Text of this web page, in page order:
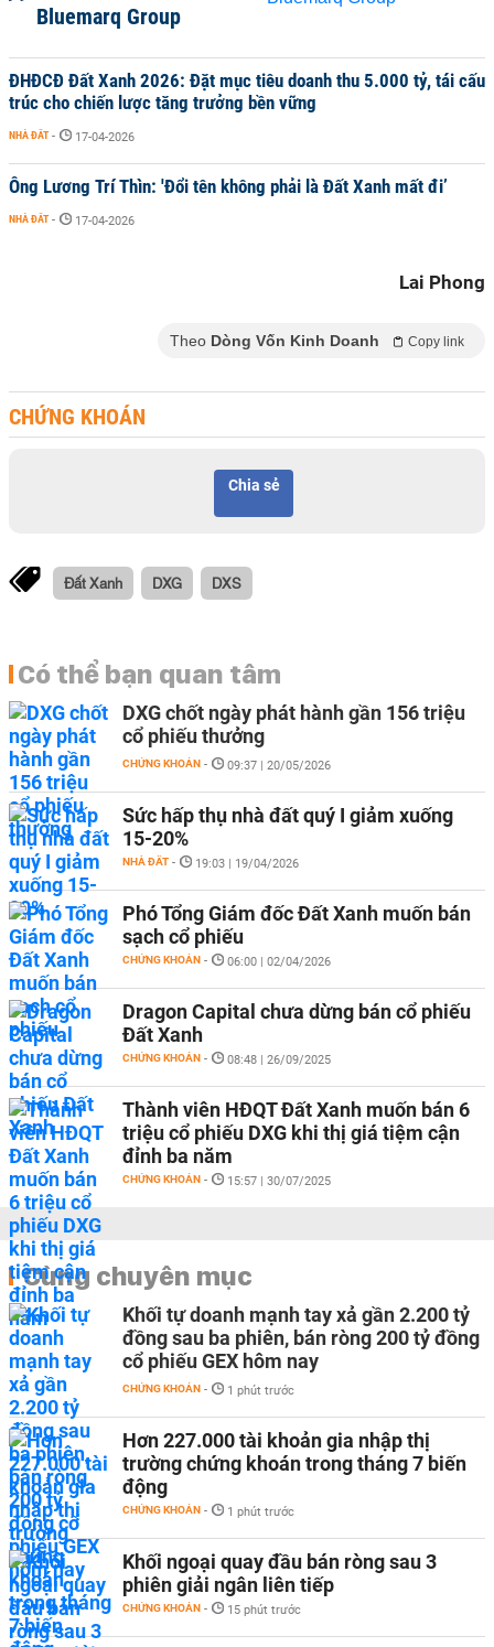
Bluemarq Group
ĐHĐCĐ Đất Xanh 2026: Đặt mục tiêu doanh thu 5.000 tỷ, tái cấu
trúc cho chiến lược tăng trưởng bền vững
NHÀ ĐẤT - 17-04-2026
Ông Lương Trí Thìn: 'Đổi tên không phải là Đất Xanh mất đi’
NHÀ ĐẤT - 17-04-2026
Lai Phong
Theo Dòng Vốn Kinh Doanh Copy link
CHỨNG KHOÁN
Chia sẻ
Đất Xanh DXG DXS
Có thể bạn quan tâm
DXG chốt ngày phát hành gần 156 triệu
cổ phiếu thưởng
CHỨNG KHOÁN - 09:37 | 20/05/2026
Sức hấp thụ nhà đất quý I giảm xuống
15-20%
NHÀ ĐẤT - 19:03 | 19/04/2026
Phó Tổng Giám đốc Đất Xanh muốn bán
sạch cổ phiếu
CHỨNG KHOÁN - 06:00 | 02/04/2026
Dragon Capital chưa dừng bán cổ phiếu
Đất Xanh
CHỨNG KHOÁN - 08:48 | 26/09/2025
Thành viên HĐQT Đất Xanh muốn bán 6
triệu cổ phiếu DXG khi thị giá tiệm cận
đỉnh ba năm
CHỨNG KHOÁN - 15:57 | 30/07/2025
Cùng chuyên mục
Khối tự doanh mạnh tay xả gần 2.200 tỷ
đồng sau ba phiên, bán ròng 200 tỷ đồng
cổ phiếu GEX hôm nay
CHỨNG KHOÁN - 1 phút trước
Hơn 227.000 tài khoản gia nhập thị
trường chứng khoán trong tháng 7 biến
động
CHỨNG KHOÁN - 1 phút trước
Khối ngoại quay đầu bán ròng sau 3
phiên giải ngân liên tiếp
CHỨNG KHOÁN - 15 phút trước